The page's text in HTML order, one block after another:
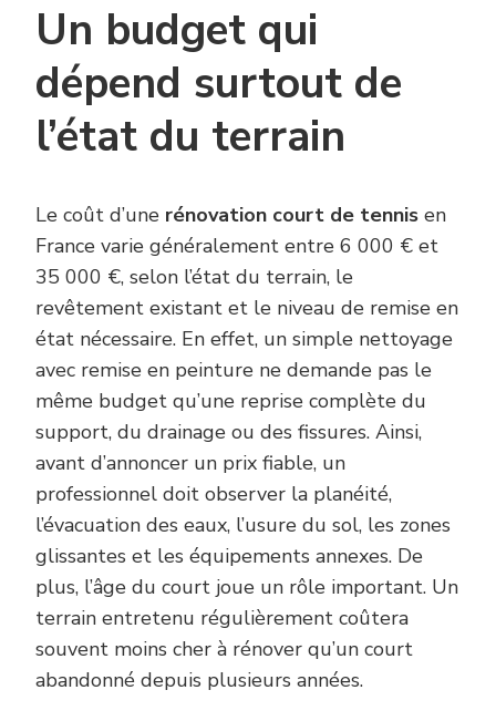
Un budget qui
dépend surtout de
l’état du terrain
Le coût d’une rénovation court de tennis en
France varie généralement entre 6 000 € et
35 000 €, selon l’état du terrain, le
revêtement existant et le niveau de remise en
état nécessaire. En effet, un simple nettoyage
avec remise en peinture ne demande pas le
même budget qu’une reprise complète du
support, du drainage ou des fissures. Ainsi,
avant d’annoncer un prix fiable, un
professionnel doit observer la planéité,
l’évacuation des eaux, l’usure du sol, les zones
glissantes et les équipements annexes. De
plus, l’âge du court joue un rôle important. Un
terrain entretenu régulièrement coûtera
souvent moins cher à rénover qu’un court
abandonné depuis plusieurs années.